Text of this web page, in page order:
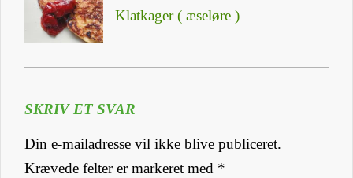
Klatkager ( æseløre )
SKRIV ET SVAR
Din e-mailadresse vil ikke blive publiceret.
Krævede felter er markeret med *